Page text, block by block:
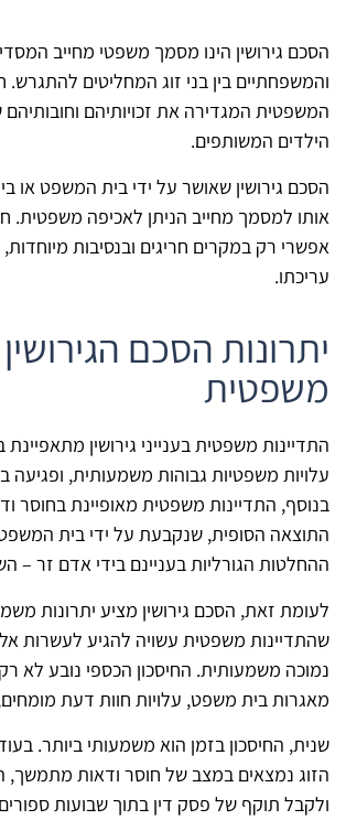
הסכם גירושין הינו מסמך משפטי מחייב
והמשפחתיים בין בני זוג המחליטים
המשפטית המגדירה את זכויותיהם
הילדים המשותפים.
הסכם גירושין שאושר על ידי בית המשפט או
אותו למסמך מחייב הניתן לאכיפה משפטית.
אפשרי רק במקרים חריגים ובנסיבות
עריכתו.
יתרונות הסכם
משפטית
התדיינות משפטית בענייני גירושין
עלויות משפטיות גבוהות משמעותית, ופגיעה
בנוסף, התדיינות משפטית מאופיינת בחוסר
התוצאה הסופית, שנקבעת על ידי בית
ההחלטות הגורליות בעניינם בידי אדם זר –
לעומת זאת, הסכם גירושין מציע יתרונות
שהתדיינות משפטית עשויה להגיע לעשרות
נמוכה משמעותית. החיסכון הכספי נובע לא
מאגרות בית משפט, עלויות חוות דעת
שנית, החיסכון בזמן הוא משמעותי ביותר.
הזוג נמצאים במצב של חוסר ודאות מתמשך,
ולקבל תוקף של פסק דין בתוך שבועות